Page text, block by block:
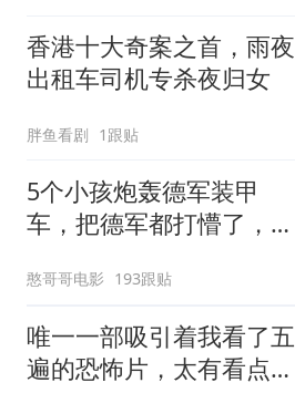
香港十大奇案之首，雨夜
出租车司机专杀夜归女
胖鱼看剧 1跟贴
5个小孩炮轰德军装甲
车，把德军都打懵了，战
憨哥哥电影 193跟贴
唯一一部吸引着我看了五
遍的恐怖片，太有看点